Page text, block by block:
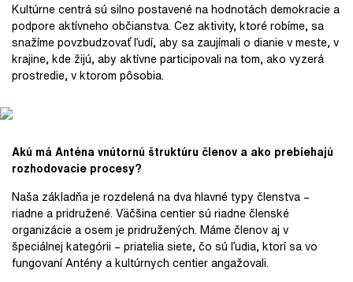
Kultúrne centrá sú silno postavené na hodnotách demokracie a
podpore aktívneho občianstva. Cez aktivity, ktoré robíme, sa
snažíme povzbudzovať ľudí, aby sa zaujímali o dianie v meste, v
krajine, kde žijú, aby aktívne participovali na tom, ako vyzerá
prostredie, v ktorom pôsobia.
Akú má Anténa vnútornú štruktúru členov a ako prebiehajú
rozhodovacie procesy?
Naša základňa je rozdelená na dva hlavné typy členstva –
riadne a pridružené. Väčšina centier sú riadne členské
organizácie a osem je pridružených. Máme členov aj v
špeciálnej kategórii – priatelia siete, čo sú ľudia, ktorí sa vo
fungovaní Antény a kultúrnych centier angažovali.